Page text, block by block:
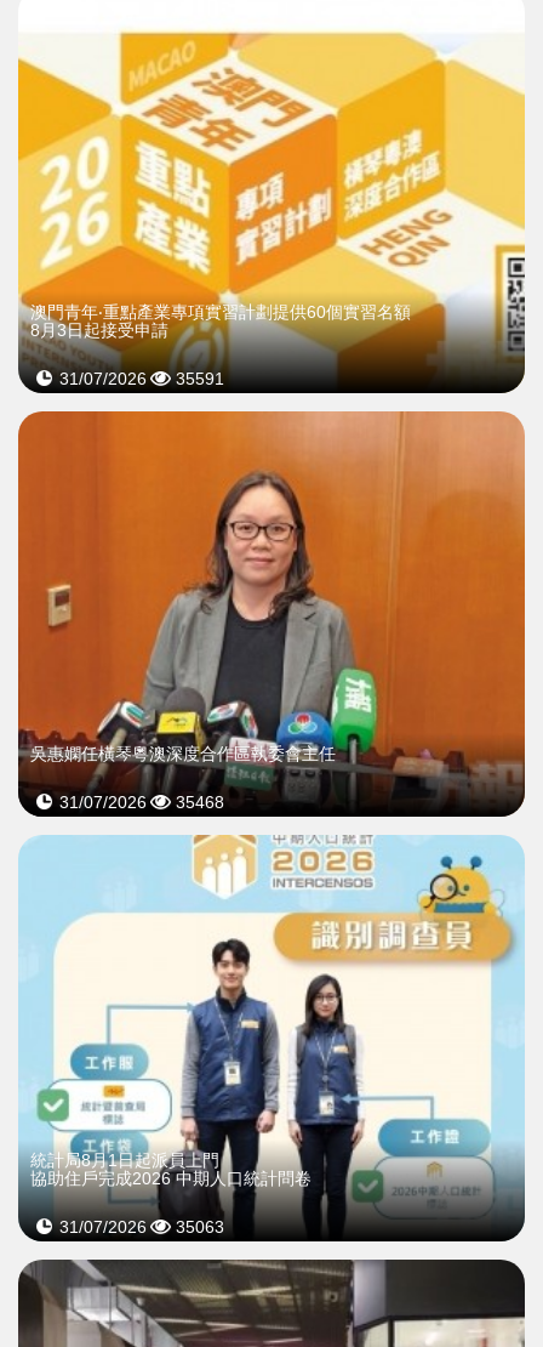
澳門青年‧重點產業專項實習計劃提供60個實習名額
8月3日起接受申請
31/07/2026 35591
吳惠嫻任橫琴粵澳深度合作區執委會主任
31/07/2026 35468
統計局8月1日起派員上門
協助住戶完成2026 中期人口統計問卷
31/07/2026 35063